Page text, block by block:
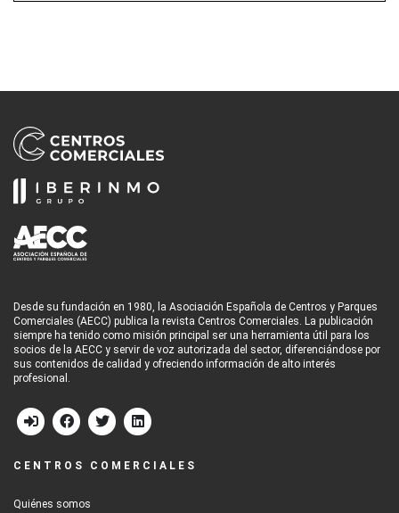
Desde su fundación en 1980, la Asociación Española de Centros y Parques
Comerciales (AECC) publica la revista Centros Comerciales. La publicación
siempre ha tenido como misión principal ser una herramienta útil para los
socios de la AECC y servir de voz autorizada del sector, diferenciándose por
sus contenidos de calidad y ofreciendo información de alto interés
profesional.
CENTROS COMERCIALES
Quiénes somos